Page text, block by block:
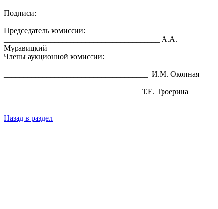
Подписи:
Председатель комиссии:
________________________________________ А.А.
Муравицкий
Члены аукционной комиссии:
_____________________________________ И.М. Окопная
___________________________________ Т.Е. Троерина
Назад в раздел